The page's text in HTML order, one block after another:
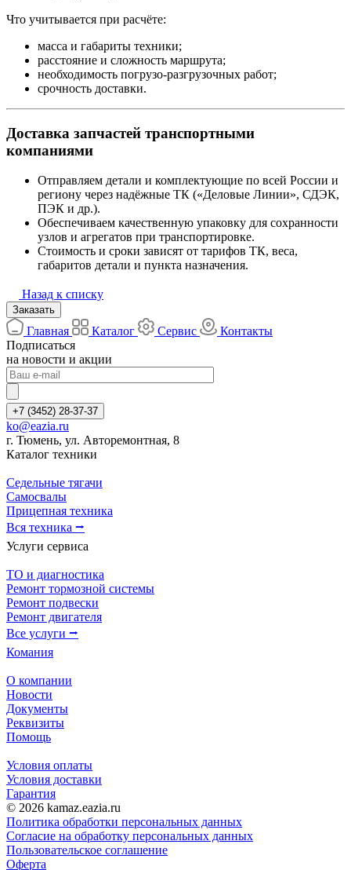
Что учитывается при расчёте:
масса и габариты техники;
расстояние и сложность маршрута;
необходимость погрузо-разгрузочных работ;
срочность доставки.
Доставка запчастей транспортными
компаниями
Отправляем детали и комплектующие по всей России и
региону через надёжные ТК («Деловые Линии», СДЭК,
ПЭК и др.).
Обеспечиваем качественную упаковку для сохранности
узлов и агрегатов при транспортировке.
Стоимость и сроки зависят от тарифов ТК, веса,
габаритов детали и пункта назначения.
Назад к списку
Заказать
Главная Каталог Сервис
Контакты
Подписаться
на новости и акции
+7 (3452) 28-37-37
ko@eazia.ru
г. Тюмень, ул. Авторемонтная, 8
Каталог техники
Седельные тягачи
Самосвалы
Прицепная техника
Вся техника ⭢
Услуги сервиса
ТО и диагностика
Ремонт тормозной системы
Ремонт подвески
Ремонт двигателя
Все услуги ⭢
Комания
О компании
Новости
Документы
Реквизиты
Помощь
Условия оплаты
Условия доставки
Гарантия
© 2026 kamaz.eazia.ru
Политика обработки персональных данных
Согласие на обработку персональных данных
Пользовательское соглашение
Оферта